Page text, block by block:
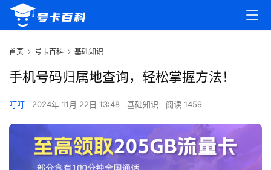
首页 号卡百科 基础知识
手机号码归属地查询，轻松掌握方法！
叮叮 2024年 11月 22日 13:48 基础知识 阅读 1459